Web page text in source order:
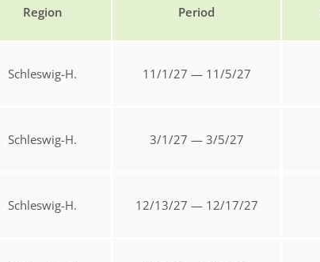
Region Period
Schleswig-H. 11/1/27 — 11/5/27
Schleswig-H. 3/1/27 — 3/5/27
Schleswig-H. 12/13/27 — 12/17/27